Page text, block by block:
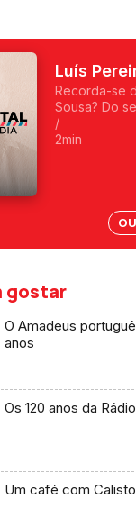
Luís
Recorda-se
Sousa? Do
Foi o primeiro
programas
/
2min
gostar
O Amadeus
anos
Os 120 anos da
Um café com